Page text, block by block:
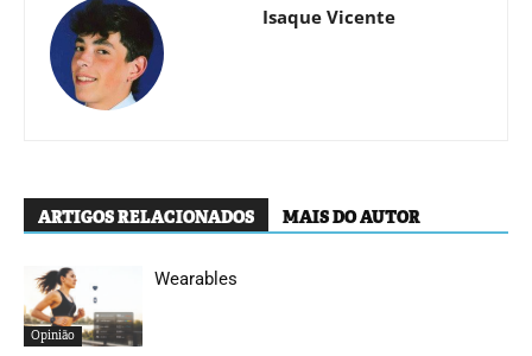
Isaque Vicente
ARTIGOS RELACIONADOS MAIS DO AUTOR
Opinião
Wearables